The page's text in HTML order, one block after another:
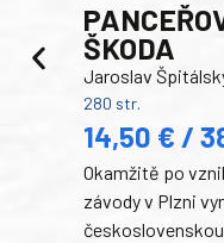
ŠKODA
Jaroslav
280 str.
14,50 € /
Okamžitě po
závody v Plzni